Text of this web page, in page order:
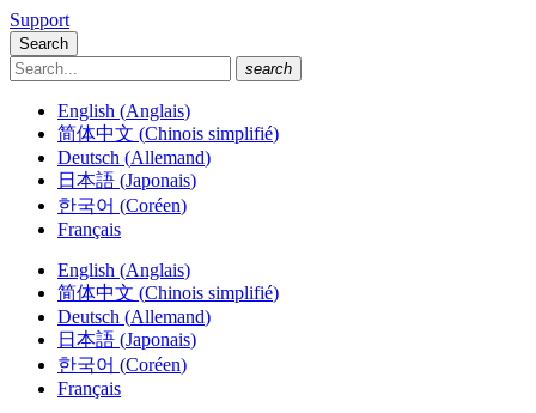
Support
Search
search
English (Anglais)
简体中文 (Chinois simplifié)
Deutsch (Allemand)
日本語 (Japonais)
한국어 (Coréen)
Français
English (Anglais)
简体中文 (Chinois simplifié)
Deutsch (Allemand)
日本語 (Japonais)
한국어 (Coréen)
Français